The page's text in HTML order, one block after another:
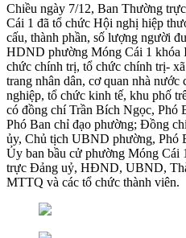
Chiều ngày 7/12, Ban Thường
Cái 1 đã tổ chức Hội nghị hiệp
cấu, thành phần, số lượng người
HDND phường Móng Cái 1 khóa
chức chính trị, tổ chức chính trị-
trang nhân dân, cơ quan nhà nước
nghiệp, tổ chức kinh tế, khu phố
có đồng chí Trần Bích Ngọc,
Phó Ban chỉ đạo phường; Đồng
ủy, Chủ tịch UBND phường, Phó
Ủy ban bầu cử phường Móng Cái
trực Đảng uỷ, HĐND, UBND,
MTTQ và các tổ chức thành viên.